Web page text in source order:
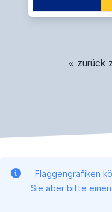
« zurück
Flaggengrafiken
Sie aber bitte